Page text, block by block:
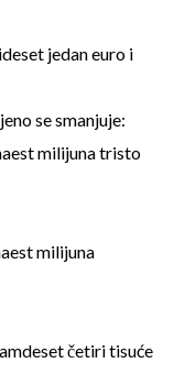
jedan euro i
se smanjuje:
milijuna tristo
milijuna
četiri tisuće